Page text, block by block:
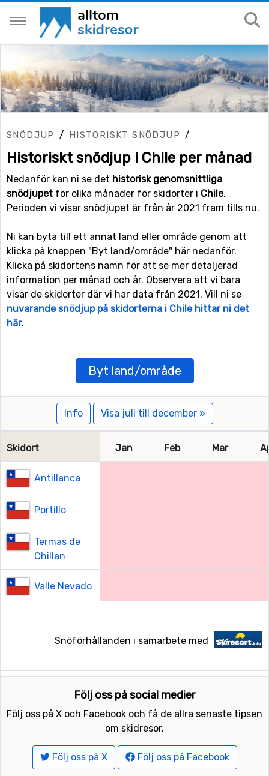
SNÖDJUP / HISTORISKT SNÖDJUP /
Historiskt snödjup i Chile per månad
Nedanför kan ni se det historisk genomsnittliga
snödjupet för olika månader för skidorter i Chile.
Perioden vi visar snödjupet är från år 2021 fram tills nu.
Ni kan byta till ett annat land eller område genom att
klicka på knappen "Byt land/område" här nedanför.
Klicka på skidortens namn för att se mer detaljerad
information per månad och år. Observera att vi bara
visar de skidorter där vi har data från 2021. Vill ni se
nuvarande snödjup på skidorterna i Chile hittar ni det
här.
Byt land/område
Info Visa juli till december »
Skidort Jan Feb Mar
Antillanca
Portillo
Termas de
Chillan
Valle Nevado
Snöförhållanden i samarbete med
Följ oss på social medier
Följ oss på X och Facebook och få de allra senaste tipsen
om skidresor.
Följ oss på X Följ oss på Facebook